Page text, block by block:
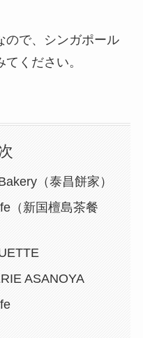
ので、シンガポール
ください。
（泰昌餅家）
（新国檀島茶餐
ASANOYA